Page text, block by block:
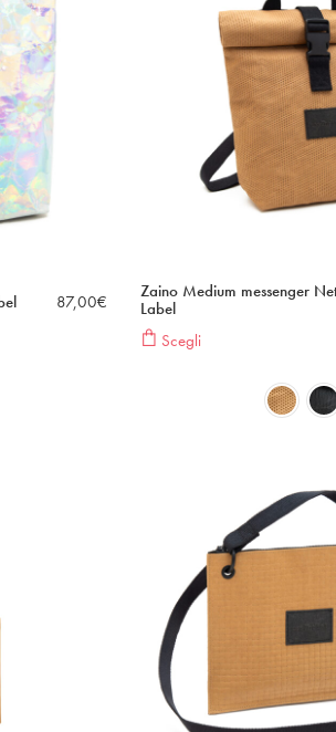
87,00€
Zaino Medium messenger
Label
Scegli